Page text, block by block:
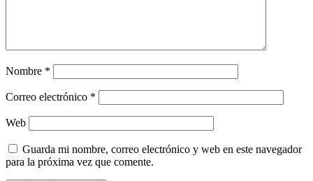
Nombre *
Correo electrónico *
Web
Guarda mi nombre, correo electrónico y web en este navegador
para la próxima vez que comente.